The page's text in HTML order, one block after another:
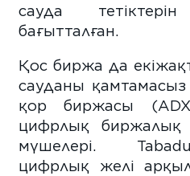
сауда
бағытталған.
Қос биржа да
сауданы
қор биржасы
цифрлық биржалық
мүшелері.
цифрлық желі